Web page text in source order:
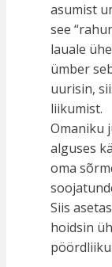
asumist
see
lauale
ümber
uurisin,
liikumist.
Omaniku
alguses
oma
Siis
hoidsin